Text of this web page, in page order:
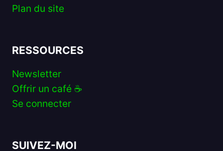
Plan du site
RESSOURCES
Newsletter
Offrir un café ☕️
Se connecter
SUIVEZ-MOI